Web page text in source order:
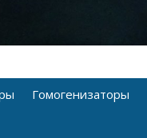
Гомогенизаторы